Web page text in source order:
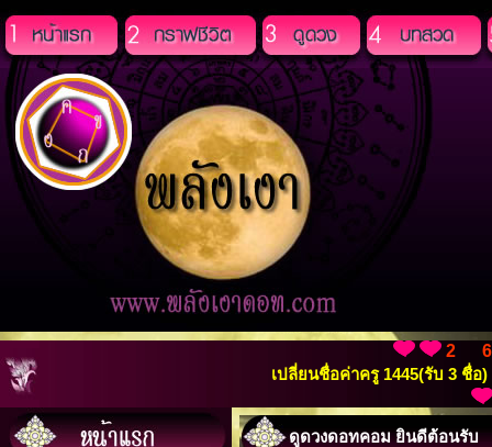
2
เปลี่ยนชื่อค่าครู 1445(รับ 3 ชื่อ
ดูดวงดอทคอม ยินดีต้อนรับ